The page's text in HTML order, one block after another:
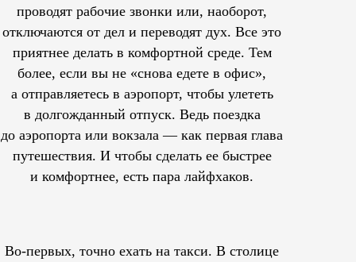
проводят рабочие звонки или, наоборот,
отключаются от дел и переводят дух. Все это
приятнее делать в комфортной среде. Тем
более, если вы не «снова едете в офис»,
а отправляетесь в аэропорт, чтобы улететь
в долгожданный отпуск. Ведь поездка
до аэропорта или вокзала — как первая глава
путешествия. И чтобы сделать ее быстрее
и комфортнее, есть пара лайфхаков.
Во-первых, точно ехать на такси. В столице